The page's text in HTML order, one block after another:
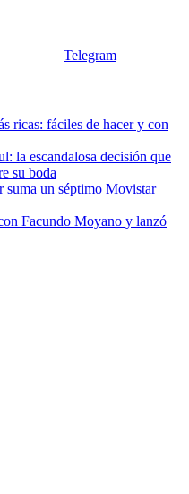
Telegram
ricas: fáciles de hacer y con
la escandalosa decisión que
su boda
un séptimo Movistar
Facundo Moyano y lanzó